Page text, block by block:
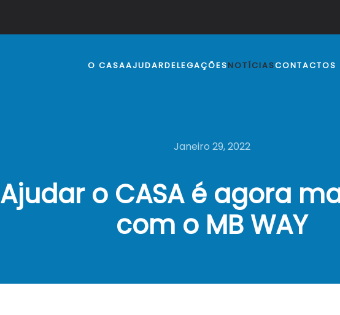
O CASAAJUDARDELEGAÇÕESNOTÍCIASCONTACTOS
Janeiro 29, 2022
Ajudar o CASA é agora
com o MB WAY